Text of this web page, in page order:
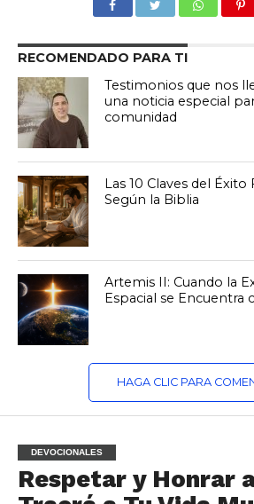
RECOMENDADO PARA TI
Testimonios que nos
una noticia especial
comunidad
Las 10 Claves del Éxito
Según la Biblia
Artemis II: Cuando la
Espacial se Encuentra
HAGA CLIC PARA
DEVOCIONALES
Respetar y Honrar